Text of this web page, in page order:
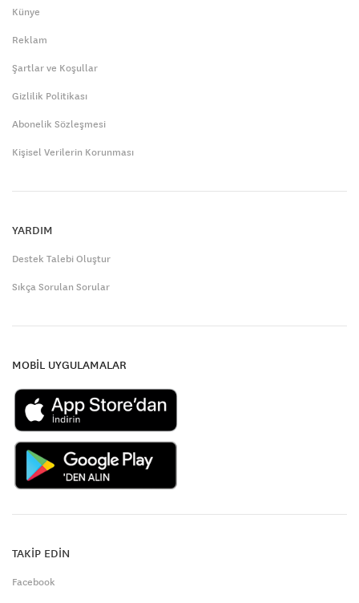
Künye
Reklam
Şartlar ve Koşullar
Gizlilik Politikası
Abonelik Sözleşmesi
Kişisel Verilerin Korunması
YARDIM
Destek Talebi Oluştur
Sıkça Sorulan Sorular
MOBİL UYGULAMALAR
TAKİP EDİN
Facebook